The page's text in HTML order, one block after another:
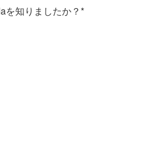
を知りましたか？*